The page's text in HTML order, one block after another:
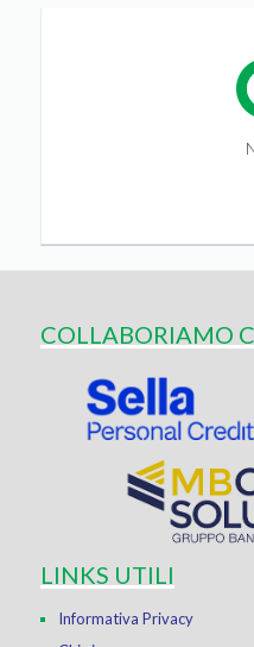
COLLABORIAMO
LINKS UTILI
Informativa Privacy